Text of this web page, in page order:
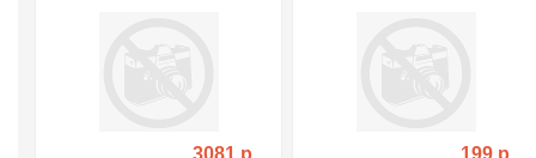
3081 р. 199 р.